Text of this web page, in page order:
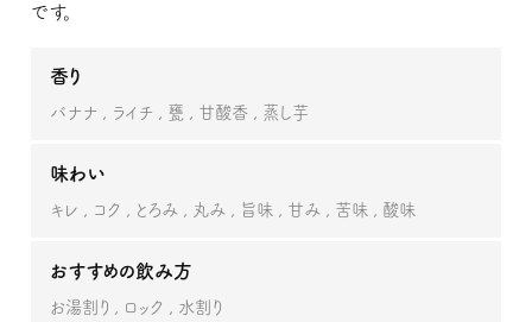
です。
香り
バナナ ライチ 甕 甘酸香 蒸し芋
味わい
キレ コク とろみ 丸み 旨味 甘み 苦味 酸味
おすすめの飲み方
お湯割り ロック 水割り